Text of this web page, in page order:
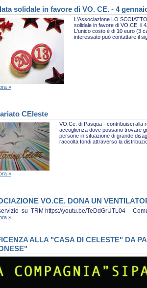
solidale in favore di VO. CE. - 4
L'Associazione LO
solidale in favore di VO.CE. il
L'unico costo è di 10 euro (3
interessato può contattare il
»
CEleste
VO.Ce. di Pasqua - contribuisci alla
accoglienza dove possano trovare
persone in situazione di grande
raccolta fondi attraverso la
»
VO.CE. DONA UN
su TRM https://youtu.be/TeDdGrUTL04
»
ALLA "CASA DI CELESTE" DA